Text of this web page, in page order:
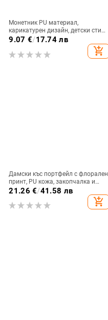
Монетник PU материал,
карикатурен дизайн, детски стил,
унисекс, водоустойчив
9.07 €/17.74 лв
add_shopping_cart
Дамски къс портфейл с флорален
принт, PU кожа, закопчалка и
цип, многофункционален
21.26 €/41.58 лв
add_shopping_cart